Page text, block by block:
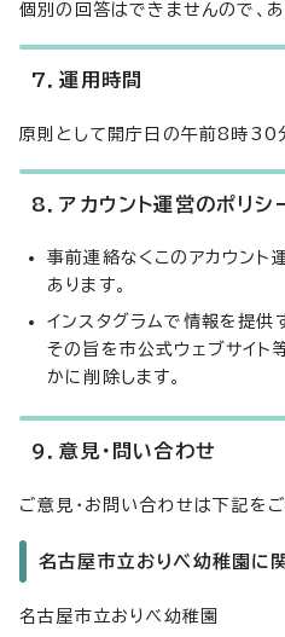
個別の回答はできませんので、
7．運用時間
原則として開庁日の午前8時30
8．アカウント運営のポリシ
事前連絡なくこのアカウント
あります。
インスタグラムで情報を提供
その旨を市公式ウェブサイト
かに削除します。
9．意見・問い合わせ
ご意見・お問い合わせは下記をご
名古屋市立おりべ幼稚園に
名古屋市立おりべ幼稚園